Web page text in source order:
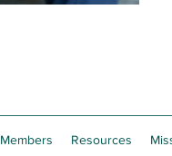
Members Resources